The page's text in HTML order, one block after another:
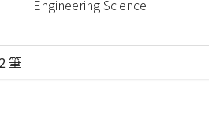
Engineering Science
筆